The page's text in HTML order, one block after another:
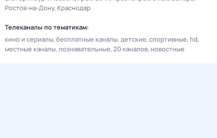
Ростов-на-Дону Краснодар
Телеканалы по тематикам:
кино и сериалы бесплатные каналы детские спортивные hd
местные каналы познавательные 20 каналов новостные